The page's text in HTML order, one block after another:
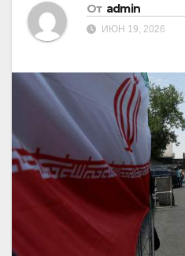
От admin
ИЮН 19, 2026